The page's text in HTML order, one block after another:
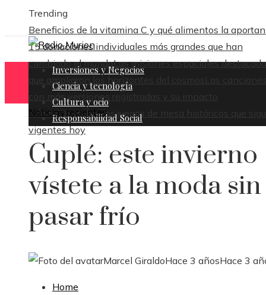
Trending
Beneficios de la vitamina C y qué alimentos la aportan
15 donaciones individuales más grandes que han
cambiado el mundoLas misiones espaciales
que ampliaron los horizontes del cosmos
Las
con más versiones registradas y su impacto
culturalDescubre los juegos de mesa históricos que
vigentes hoy
Inversiones y Negocios
Ciencia y tecnología
Cultura y ocio
Responsabilidad Social
Noticias recientes
Cuplé: este invierno
vístete a la moda sin
pasar frío
Marcel GiraldoHace 3 añosHace 3
Home